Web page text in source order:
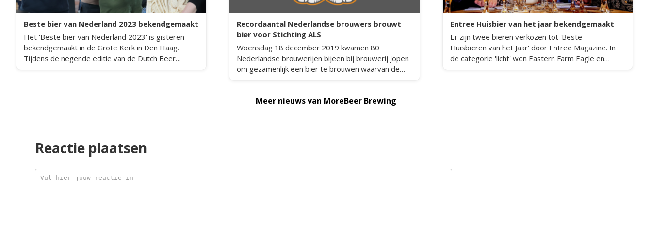
Beste bier van Nederland 2023 bekendgemaakt
Het 'Beste bier van Nederland 2023' is gisteren
bekendgemaakt in de Grote Kerk in Den Haag.
Tijdens de negende editie van de Dutch Beer
Recordaantal Nederlandse brouwers brouwt
bier voor Stichting ALS
Woensdag 18 december 2019 kwamen 80
Nederlandse brouwerijen bijeen bij brouwerij Jopen
om gezamenlijk een bier te brouwen waarvan de
Entree Huisbier van het jaar bekendgemaakt
Er zijn twee bieren verkozen tot 'Beste
Huisbieren van het Jaar' door Entree Magazine. In
de categorie 'licht' won Eastern Farm Eagle en
Meer nieuws van MoreBeer Brewing
Reactie plaatsen